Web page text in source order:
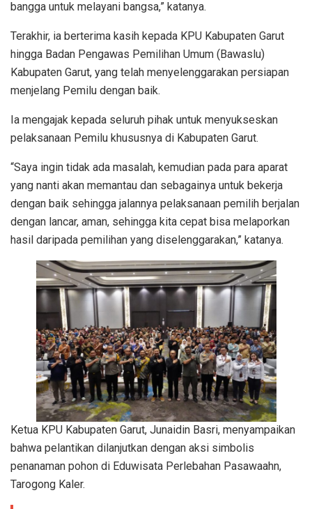
bangga untuk melayani bangsa,” katanya.
Terakhir, ia berterima kasih kepada KPU Kabupaten Garut
hingga Badan Pengawas Pemilihan Umum (Bawaslu)
Kabupaten Garut, yang telah menyelenggarakan persiapan
menjelang Pemilu dengan baik.
Ia mengajak kepada seluruh pihak untuk menyukseskan
pelaksanaan Pemilu khususnya di Kabupaten Garut.
“Saya ingin tidak ada masalah, kemudian pada para aparat
yang nanti akan memantau dan sebagainya untuk bekerja
dengan baik sehingga jalannya pelaksanaan pemilih berjalan
dengan lancar, aman, sehingga kita cepat bisa melaporkan
hasil daripada pemilihan yang diselenggarakan,” katanya.
Ketua KPU Kabupaten Garut, Junaidin Basri, menyampaikan
bahwa pelantikan dilanjutkan dengan aksi simbolis
penanaman pohon di Eduwisata Perlebahan Pasawaahn,
Tarogong Kaler.